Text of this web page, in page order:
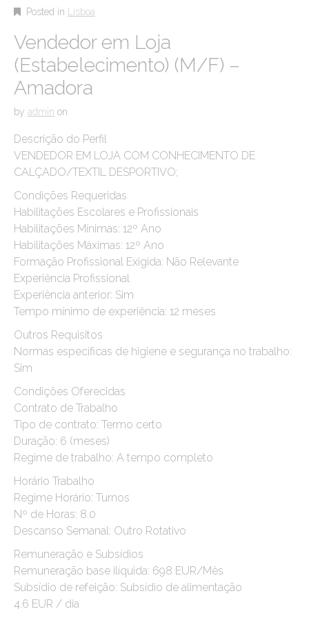
Posted in Lisboa
Vendedor em Loja
(Estabelecimento) (M/F) –
Amadora
by admin on
Descrição do Perfil
VENDEDOR EM LOJA COM CONHECIMENTO DE
CALÇADO/TEXTIL DESPORTIVO;
Condições Requeridas
Habilitações Escolares e Profissionais
Habilitações Mínimas: 12º Ano
Habilitações Máximas: 12º Ano
Formação Profissional Exigida: Não Relevante
Experiência Profissional
Experiência anterior: Sim
Tempo mínimo de experiência: 12 meses
Outros Requisitos
Normas específicas de higiene e segurança no trabalho:
Sim
Condições Oferecidas
Contrato de Trabalho
Tipo de contrato: Termo certo
Duração: 6 (meses)
Regime de trabalho: A tempo completo
Horário Trabalho
Regime Horário: Turnos
Nº de Horas: 8.0
Descanso Semanal: Outro Rotativo
Remuneração e Subsídios
Remuneração base ilíquida: 698 EUR/Mês
Subsídio de refeição: Subsídio de alimentação
4.6 EUR / dia